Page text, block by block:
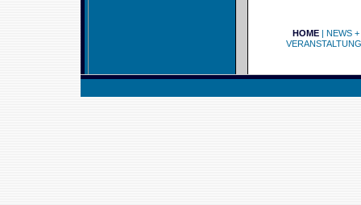
HOME| NEWS